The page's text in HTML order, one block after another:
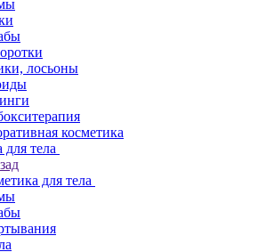
лосьоны
косметика
тела
для тела